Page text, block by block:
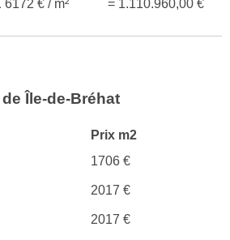
6172 € / m² = 1.110.960,00 €
Île-de-Bréhat
Prix m2
1706 €
2017 €
2017 €